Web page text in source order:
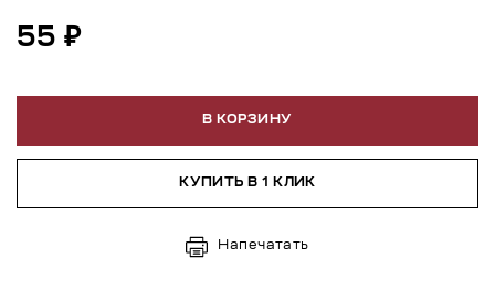
55 ₽
В КОРЗИНУ
КУПИТЬ В 1 КЛИК
Напечатать